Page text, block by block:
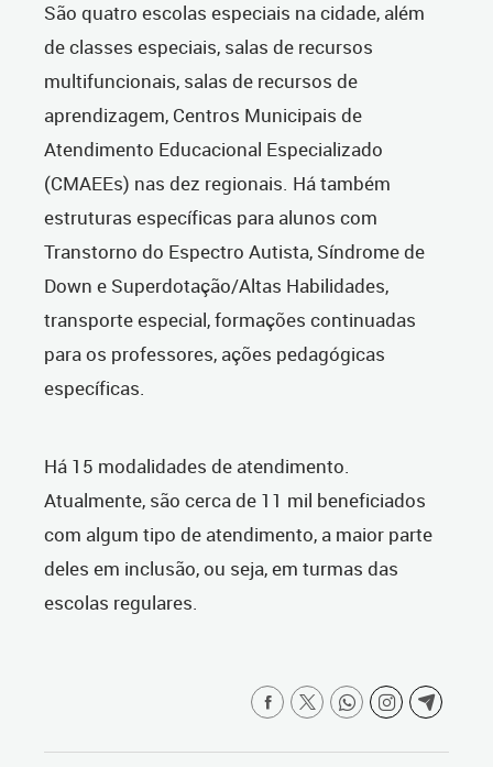
São quatro escolas especiais na cidade, além
de classes especiais, salas de recursos
multifuncionais, salas de recursos de
aprendizagem, Centros Municipais de
Atendimento Educacional Especializado
(CMAEEs) nas dez regionais. Há também
estruturas específicas para alunos com
Transtorno do Espectro Autista, Síndrome de
Down e Superdotação/Altas Habilidades,
transporte especial, formações continuadas
para os professores, ações pedagógicas
específicas.
Há 15 modalidades de atendimento.
Atualmente, são cerca de 11 mil beneficiados
com algum tipo de atendimento, a maior parte
deles em inclusão, ou seja, em turmas das
escolas regulares.